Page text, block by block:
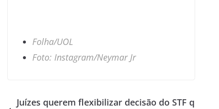
Folha/UOL
Foto: Instagram/Neymar Jr
Juízes querem flexibilizar decisão do STF q